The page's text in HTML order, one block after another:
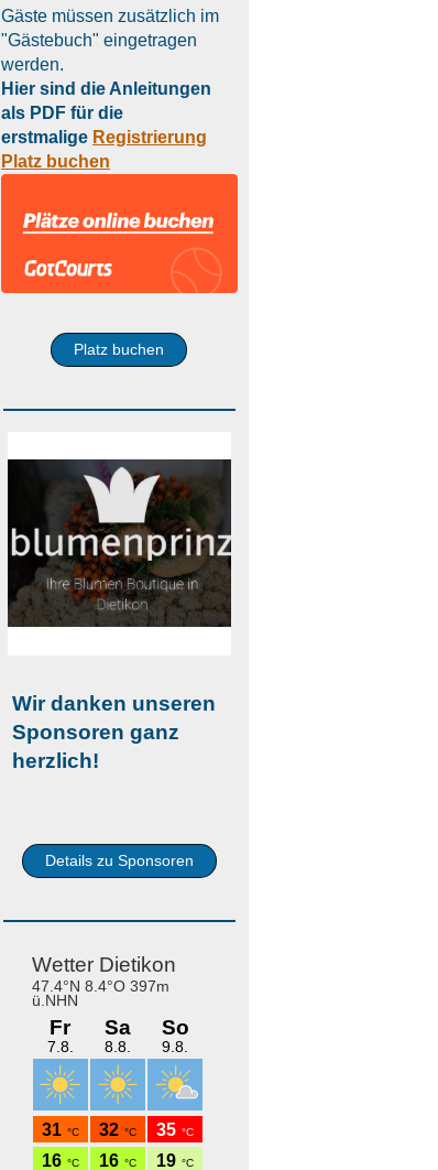
Gäste müssen zusätzlich im
"Gästebuch" eingetragen
werden.
Hier sind die Anleitungen
als PDF für die
erstmalige Registrierung
Platz buchen
Platz buchen
Wir danken unseren
Sponsoren ganz
herzlich!
Details zu Sponsoren